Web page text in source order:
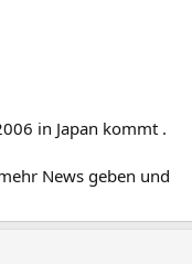
in Japan kommt .
News geben und